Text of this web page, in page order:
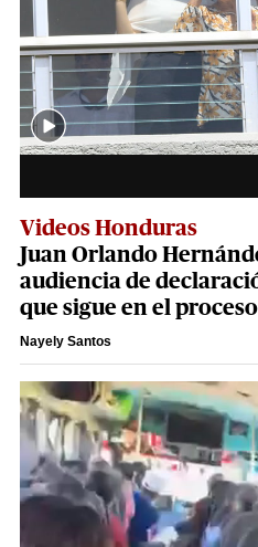
Videos Honduras
Juan Orlando
audiencia de
que sigue en el proceso
Nayely Santos